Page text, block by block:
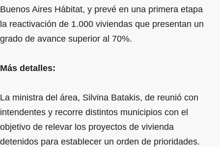
Buenos Aires Hábitat, y prevé en una primera etapa
la reactivación de 1.000 viviendas que presentan un
grado de avance superior al 70%.
Más detalles:
La ministra del área, Silvina Batakis, de reunió con
intendentes y recorre distintos municipios con el
objetivo de relevar los proyectos de vivienda
detenidos para establecer un orden de prioridades.